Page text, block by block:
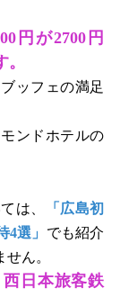
円が2700 円
ッフェの満足
ンドホテルの
は、
「広島初
選」 でも紹介
ん。
日本旅客鉄